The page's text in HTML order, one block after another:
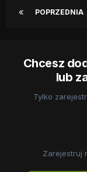
POPRZEDNIA
Chcesz
lub
Tylko
Zarejestruj